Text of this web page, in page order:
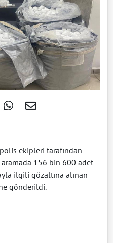
ekipleri tarafından
156 bin 600 adet
ilgili gözaltına alınan
gönderildi.